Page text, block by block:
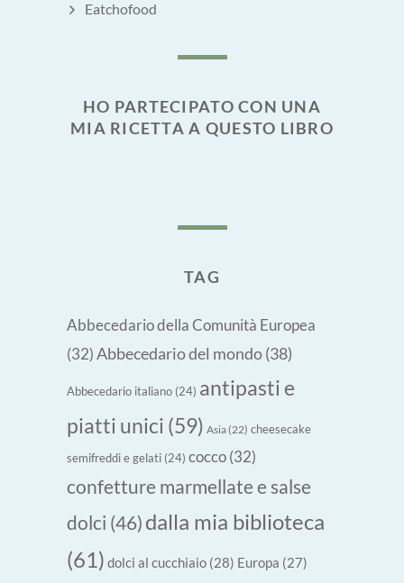
Eatchofood
HO PARTECIPATO CON UNA
MIA RICETTA A QUESTO LIBRO
TAG
Abbecedario della Comunità Europea
(32) Abbecedario del mondo(38)
Abbecedario italiano (24) antipasti e
piatti unici (59) Asia(22) cheesecake
semifreddi e gelati (24) cocco (32)
confetture marmellate e salse
dolci (46) dalla mia biblioteca
(61) dolci al cucchiaio (28) Europa (27)